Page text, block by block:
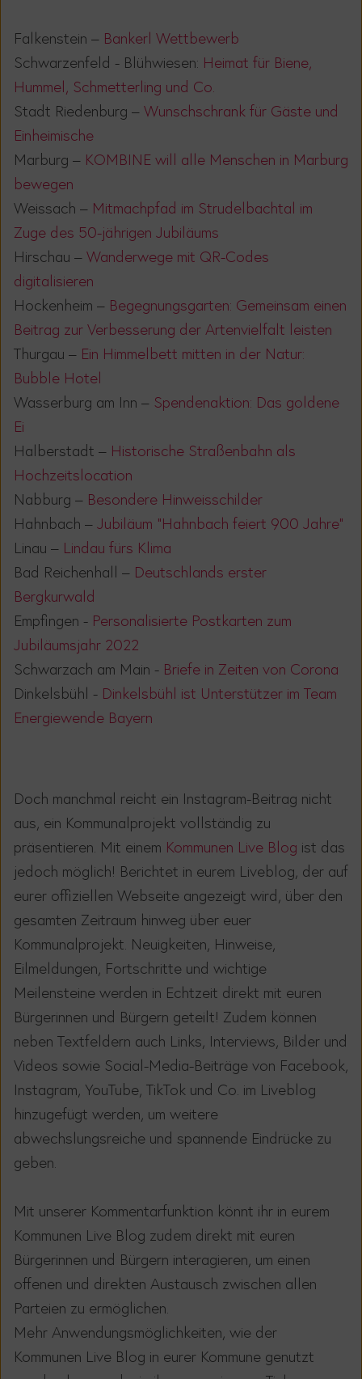
Falkenstein – Bankerl Wettbewerb
Schwarzenfeld - Blühwiesen: Heimat für Biene,
Hummel, Schmetterling und Co.
Stadt Riedenburg – Wunschschrank für Gäste und
Einheimische
Marburg – KOMBINE will alle Menschen in Marburg
bewegen
Weissach – Mitmachpfad im Strudelbachtal im
Zuge des 50-jährigen Jubiläums
Hirschau – Wanderwege mit QR-Codes
digitalisieren
Hockenheim – Begegnungsgarten: Gemeinsam einen
Beitrag zur Verbesserung der Artenvielfalt leisten
Thurgau – Ein Himmelbett mitten in der Natur:
Bubble Hotel
Wasserburg am Inn – Spendenaktion: Das goldene
Ei
Halberstadt – Historische Straßenbahn als
Hochzeitslocation
Nabburg – Besondere Hinweisschilder
Hahnbach – Jubiläum "Hahnbach feiert 900 Jahre"
Linau – Lindau fürs Klima
Bad Reichenhall – Deutschlands erster
Bergkurwald
Empfingen - Personalisierte Postkarten zum
Jubiläumsjahr 2022
Schwarzach am Main - Briefe in Zeiten von Corona
Dinkelsbühl - Dinkelsbühl ist Unterstützer im Team
Energiewende Bayern
Doch manchmal reicht ein Instagram-Beitrag nicht
aus, ein Kommunalprojekt vollständig zu
präsentieren. Mit einem Kommunen Live Blog ist das
jedoch möglich! Berichtet in eurem Liveblog, der auf
eurer offiziellen Webseite angezeigt wird, über den
gesamten Zeitraum hinweg über euer
Kommunalprojekt. Neuigkeiten, Hinweise,
Eilmeldungen, Fortschritte und wichtige
Meilensteine werden in Echtzeit direkt mit euren
Bürgerinnen und Bürgern geteilt! Zudem können
neben Textfeldern auch Links, Interviews, Bilder und
Videos sowie Social-Media-Beiträge von Facebook,
Instagram, YouTube, TikTok und Co. im Liveblog
hinzugefügt werden, um weitere
abwechslungsreiche und spannende Eindrücke zu
geben.
Mit unserer Kommentarfunktion könnt ihr in eurem
Kommunen Live Blog zudem direkt mit euren
Bürgerinnen und Bürgern interagieren, um einen
offenen und direkten Austausch zwischen allen
Parteien zu ermöglichen.
Mehr Anwendungsmöglichkeiten, wie der
Kommunen Live Blog in eurer Kommune genutzt